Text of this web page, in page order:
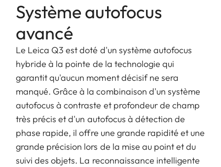
Système autofocus
avancé
Le Leica Q3 est doté d'un système autofocus
hybride à la pointe de la technologie qui
garantit qu'aucun moment décisif ne sera
manqué. Grâce à la combinaison d'un système
autofocus à contraste et profondeur de champ
très précis et d'un autofocus à détection de
phase rapide, il offre une grande rapidité et une
grande précision lors de la mise au point et du
suivi des objets. La reconnaissance intelligente